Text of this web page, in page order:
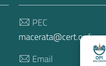
PEC
Email